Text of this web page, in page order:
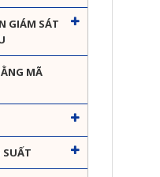
GIÁM SÁT
MÃ